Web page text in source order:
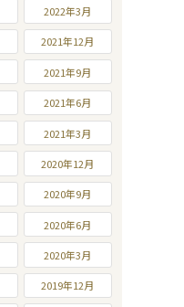
2022年3月
2021年12月
2021年9月
2021年6月
2021年3月
2020年12月
2020年9月
2020年6月
2020年3月
2019年12月